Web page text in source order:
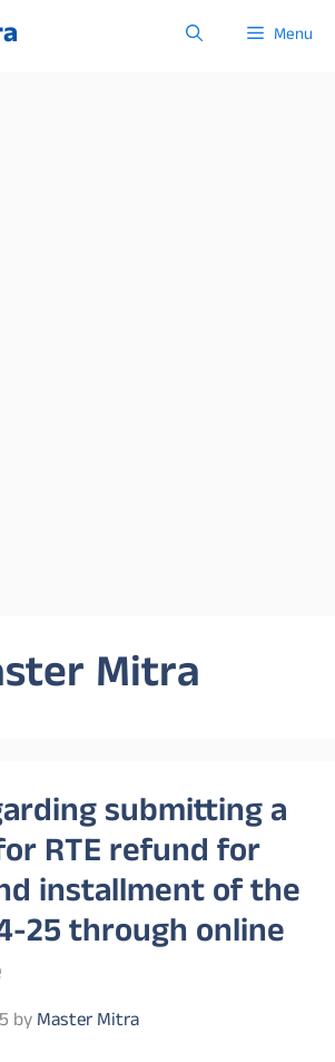
Menu
Mitra
submitting a
RTE refund for
installment of the
25 through online
byMaster Mitra